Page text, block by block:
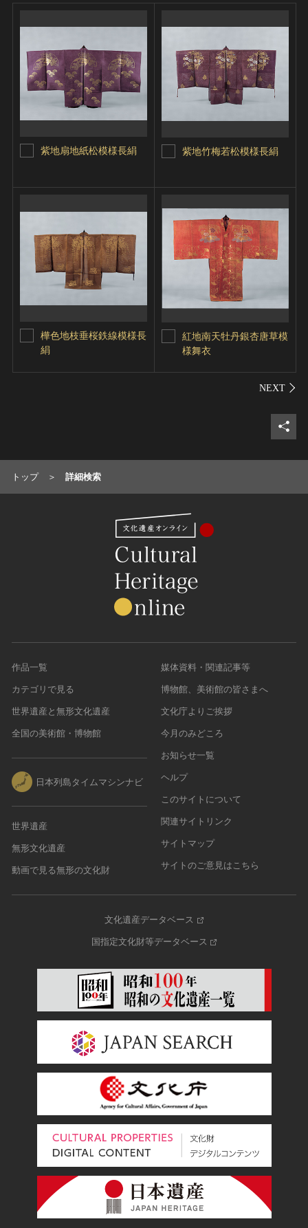
紫地扇地紙松模様長絹 紫地竹梅若松模様長絹
樺色地枝垂桜鉄線模様長
絹
紅地南天牡丹銀杏唐草模
様舞衣
シェ
トップ 詳細検索
作品一覧
カテゴリで見る
世界遺産と無形文化遺産
全国の美術館・博物館
日本列島タイムマシンナビ
世界遺産
無形文化遺産
動画で見る無形の文化財
媒体資料・関連記事等
博物館、美術館の皆さまへ
文化庁よりご挨拶
今月のみどころ
お知らせ一覧
ヘルプ
このサイトについて
関連サイトリンク
サイトマップ
サイトのご意見はこちら
文化遺産データベース
国指定文化財等データベース